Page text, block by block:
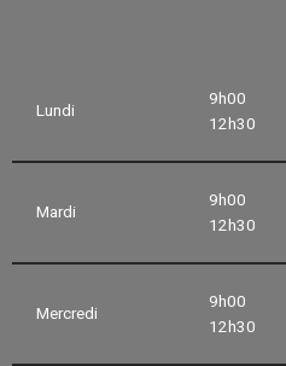
Lundi
9h00
12h30
Mardi
9h00
12h30
Mercredi
9h00
12h30